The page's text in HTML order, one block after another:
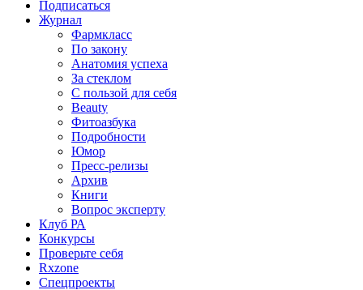
Подписаться
Журнал
Фармкласс
По закону
Анатомия успеха
За стеклом
С пользой для себя
Beauty
Фитоазбука
Подробности
Юмор
Пресс-релизы
Архив
Книги
Вопрос эксперту
Клуб РА
Конкурсы
Проверьте себя
Rxzone
Спецпроекты